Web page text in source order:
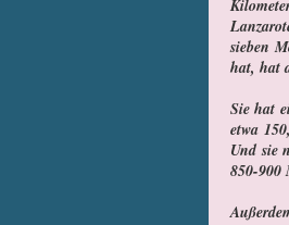
sieben
hat, hat
Sie hat
etwa
Und sie
850-900